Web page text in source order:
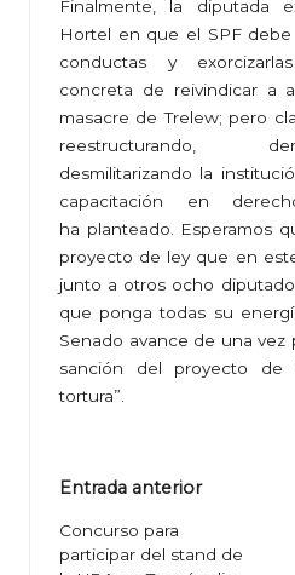
Finalmente, la diputada
Hortel en que el SPF
conductas y
concreta de reivindicar a
masacre de Trelew; pero
reestructurando,
desmilitarizando la
capacitación en
ha planteado. Esperamos
proyecto de ley que en
junto a otros ocho
que ponga todas su
Senado avance de una vez
sanción del proyecto de
tortura”.
Navegación
de
Entrada anterior
Concurso para
participar del stand de